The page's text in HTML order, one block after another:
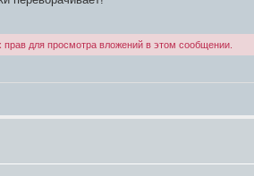
для просмотра вложений в этом сообщении.